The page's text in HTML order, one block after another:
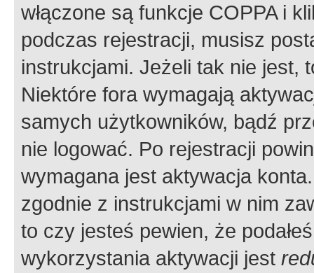
włączone są funkcje COPPA i
podczas rejestracji, musisz
instrukcjami. Jeżeli tak nie jest,
Niektóre fora wymagają
samych użytkowników, bądź
nie logować. Po rejestracji
wymagana jest aktywacja
zgodnie z instrukcjami w nim
to czy jesteś pewien, że
wykorzystania aktywacji jest